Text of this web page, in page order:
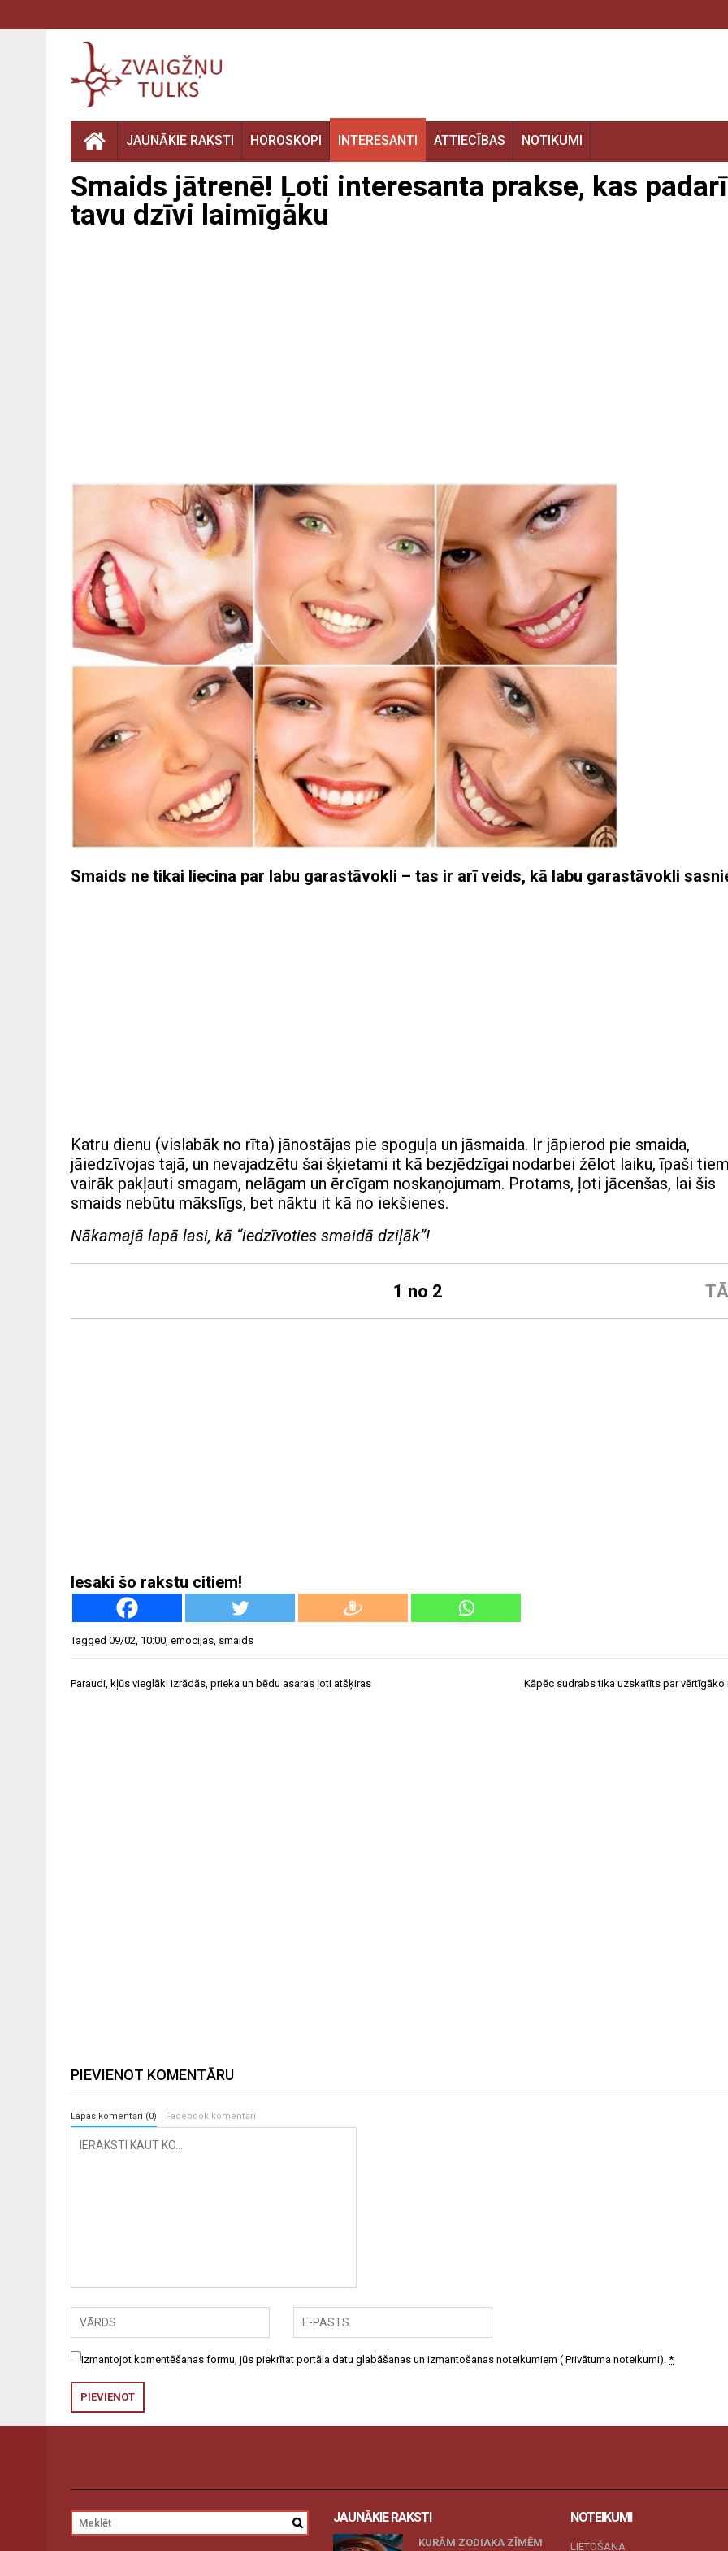
JAUNĀKIE RAKSTI HOROSKOPI INTERESANTI ATTIECĪBAS NOTIKUMI
Smaids jātrenē! Ļoti interesanta prakse, kas
tavu dzīvi laimīgāku
Smaids ne tikai liecina par labu garastāvokli – tas ir arī veids, kā labu garastāvokli
Katru dienu (vislabāk no rīta) jānostājas pie spoguļa un jāsmaida. Ir jāpierod pie smaida,
jāiedzīvojas tajā, un nevajadzētu šai šķietami it kā bezjēdzīgai nodarbei žēlot laiku, īpaši
vairāk pakļauti smagam, nelāgam un ērcīgam noskaņojumam. Protams, ļoti jācenšas, lai šis
smaids nebūtu mākslīgs, bet nāktu it kā no iekšienes.
Nākamajā lapā lasi, kā “iedzīvoties smaidā dziļāk”!
1 no 2
Iesaki šo rakstu citiem!
Tagged 09/02, 10:00, emocijas, smaids
Ziņu
Paraudi, kļūs vieglāk! Izrādās, prieka un bēdu asaras ļoti atšķiras Kāpēc sudrabs tika uzskatīts par vērtīgāko
PIEVIENOT KOMENTĀRU
Lapas komentāri (0) Facebook komentāri
Izmantojot komentēšanas formu, jūs piekrītat portāla datu glabāšanas un izmantošanas noteikumiem ( Privātuma noteikumi). *
JAUNĀKIE RAKSTI
KURĀM ZODIAKA ZĪMĒM
NOTEIKUMI
LIETOŠANA